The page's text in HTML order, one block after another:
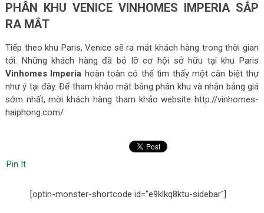
PHÂN KHU VENICE VINHOMES IMPERIA SẮP
RA MẮT
Tiếp theo khu Paris, Venice sẽ ra mắt khách hàng trong thời gian
tới. Những khách hàng đã bỏ lỡ cơ hội sở hữu tại khu Paris
Vinhomes Imperia hoàn toàn có thể tìm thấy một căn biệt thự
như ý tại đây. Để tham khảo mặt bằng phân khu và nhận bảng giá
sớm nhất, mời khách hàng tham khảo website http://vinhomes-
haiphong.com/
Pin It
[optin-monster-shortcode id="e9klkq8ktu-sidebar"]